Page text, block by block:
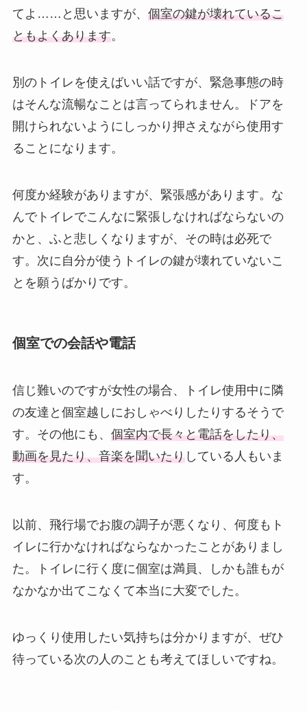
てよ……と思いますが、 個室の鍵が壊れているこ
ともよくあります。
別のトイレを使えばいい話ですが、緊急事態の時
はそんな流暢なことは言ってられません。ドアを
開けられないようにしっかり押さえながら使用す
ることになります。
何度か経験がありますが、緊張感があります。な
んでトイレでこんなに緊張しなければならないの
かと、ふと悲しくなりますが、その時は必死で
す。次に自分が使うトイレの鍵が壊れていないこ
とを願うばかりです。
個室での会話や電話
信じ難いのですが女性の場合、トイレ使用中に隣
の友達と個室越しにおしゃべりしたりするそうで
す。その他にも、 個室内で長々と電話をしたり、
動画を見たり、音楽を聞いたりしている人もいま
す。
以前、飛行場でお腹の調子が悪くなり、何度もト
イレに行かなければならなかったことがありまし
た。トイレに行く度に個室は満員、しかも誰もが
なかなか出てこなくて本当に大変でした。
ゆっくり使用したい気持ちは分かりますが、ぜひ
待っている次の人のことも考えてほしいですね。